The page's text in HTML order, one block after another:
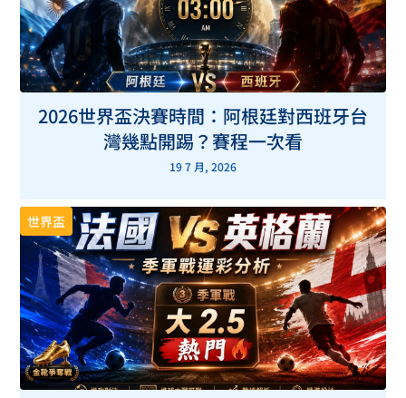
2026世界盃決賽時間：阿根廷對西班牙台
灣幾點開踢？賽程一次看
19 7 月, 2026
世界盃